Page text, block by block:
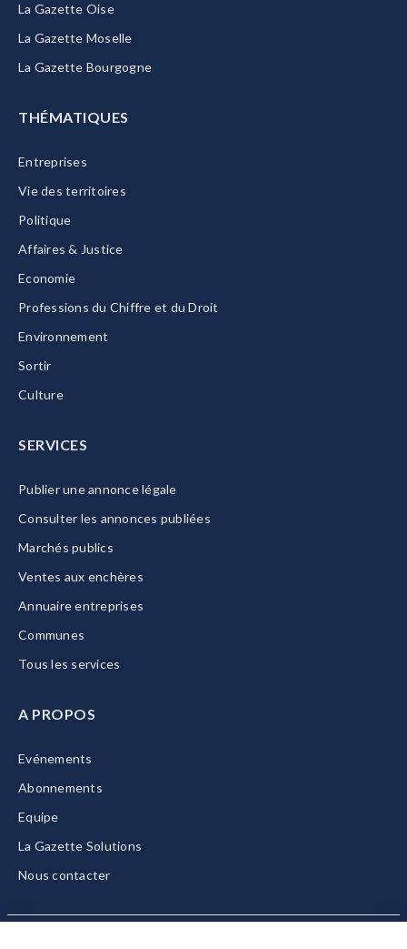
La Gazette Oise
La Gazette Moselle
La Gazette Bourgogne
THÉMATIQUES
Entreprises
Vie des territoires
Politique
Affaires & Justice
Economie
Professions du Chiffre et du Droit
Environnement
Sortir
Culture
SERVICES
Publier une annonce légale
Consulter les annonces publiées
Marchés publics
Ventes aux enchères
Annuaire entreprises
Communes
Tous les services
A PROPOS
Evénements
Abonnements
Equipe
La Gazette Solutions
Nous contacter